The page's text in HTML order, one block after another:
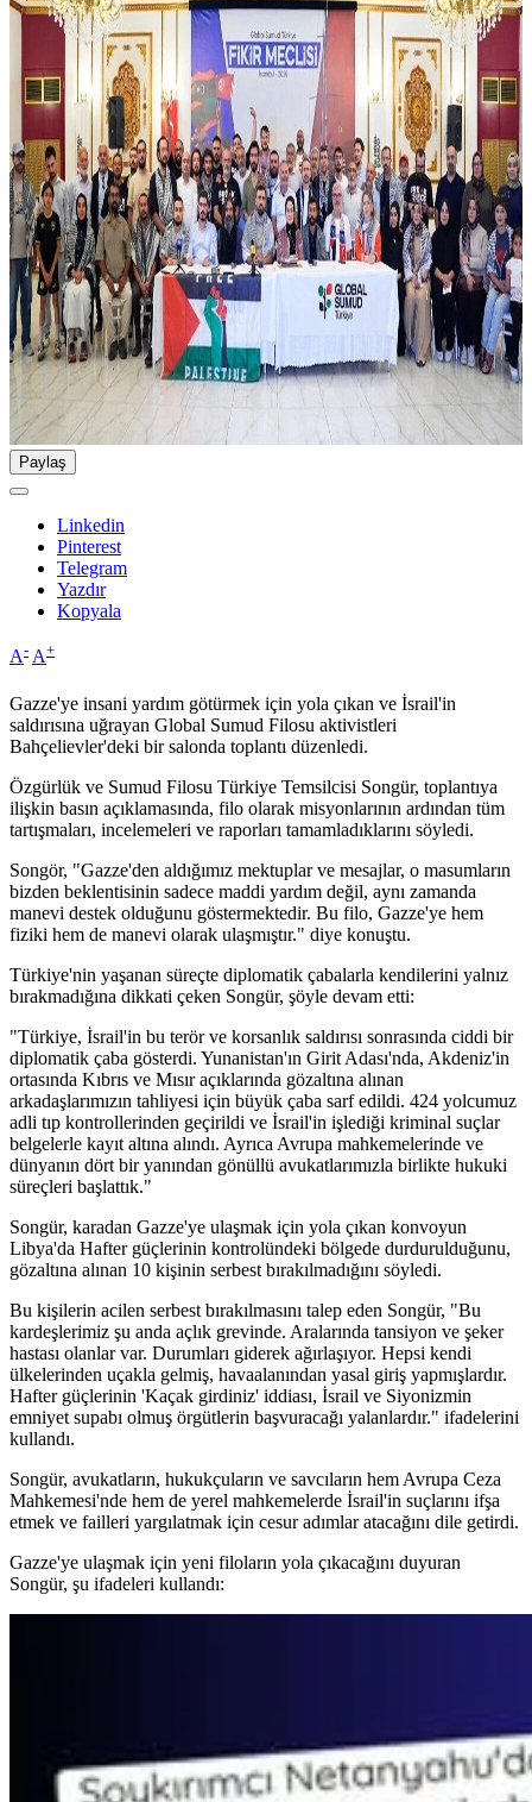
Paylaş
Linkedin
Pinterest
Telegram
Yazdır
Kopyala
A- A+
Gazze'ye insani yardım götürmek için yola çıkan ve İsrail'in
saldırısına uğrayan Global Sumud Filosu aktivistleri
Bahçelievler'deki bir salonda toplantı düzenledi.
Özgürlük ve Sumud Filosu Türkiye Temsilcisi Songür, toplantıya
ilişkin basın açıklamasında, filo olarak misyonlarının ardından tüm
tartışmaları, incelemeleri ve raporları tamamladıklarını söyledi.
Songör, "Gazze'den aldığımız mektuplar ve mesajlar, o masumların
bizden beklentisinin sadece maddi yardım değil, aynı zamanda
manevi destek olduğunu göstermektedir. Bu filo, Gazze'ye hem
fiziki hem de manevi olarak ulaşmıştır." diye konuştu.
Türkiye'nin yaşanan süreçte diplomatik çabalarla kendilerini yalnız
bırakmadığına dikkati çeken Songür, şöyle devam etti:
"Türkiye, İsrail'in bu terör ve korsanlık saldırısı sonrasında ciddi bir
diplomatik çaba gösterdi. Yunanistan'ın Girit Adası'nda, Akdeniz'in
ortasında Kıbrıs ve Mısır açıklarında gözaltına alınan
arkadaşlarımızın tahliyesi için büyük çaba sarf edildi. 424 yolcumuz
adli tıp kontrollerinden geçirildi ve İsrail'in işlediği kriminal suçlar
belgelerle kayıt altına alındı. Ayrıca Avrupa mahkemelerinde ve
dünyanın dört bir yanından gönüllü avukatlarımızla birlikte hukuki
süreçleri başlattık."
Songür, karadan Gazze'ye ulaşmak için yola çıkan konvoyun
Libya'da Hafter güçlerinin kontrolündeki bölgede durdurulduğunu,
gözaltına alınan 10 kişinin serbest bırakılmadığını söyledi.
Bu kişilerin acilen serbest bırakılmasını talep eden Songür, "Bu
kardeşlerimiz şu anda açlık grevinde. Aralarında tansiyon ve şeker
hastası olanlar var. Durumları giderek ağırlaşıyor. Hepsi kendi
ülkelerinden uçakla gelmiş, havaalanından yasal giriş yapmışlardır.
Hafter güçlerinin 'Kaçak girdiniz' iddiası, İsrail ve Siyonizmin
emniyet supabı olmuş örgütlerin başvuracağı yalanlardır." ifadelerini
kullandı.
Songür, avukatların, hukukçuların ve savcıların hem Avrupa Ceza
Mahkemesi'nde hem de yerel mahkemelerde İsrail'in suçlarını ifşa
etmek ve failleri yargılatmak için cesur adımlar atacağını dile getirdi.
Gazze'ye ulaşmak için yeni filoların yola çıkacağını duyuran
Songür, şu ifadeleri kullandı: